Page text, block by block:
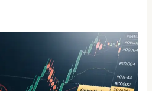
אסטרטגיות
מסחר
יומי
2026: